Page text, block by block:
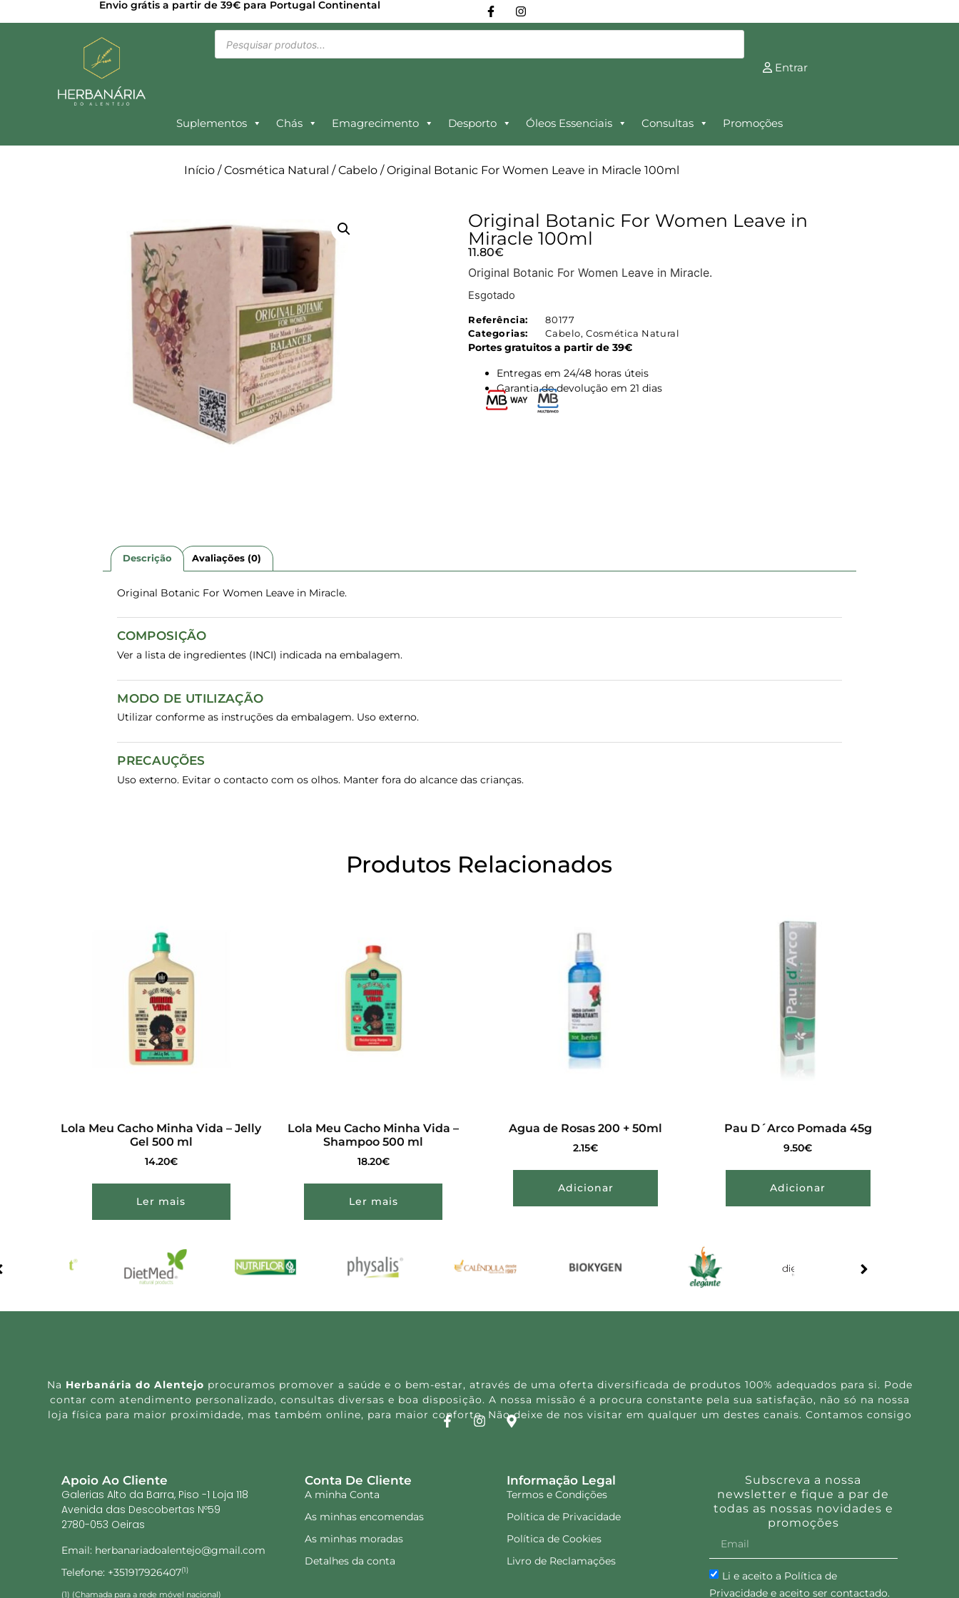
Envio grátis a partir de 39€ para Portugal Continental
Entrar
Suplementos Chás Emagrecimento Desporto Óleos Essenciais Consultas Promoções
Início/Cosmética Natural /Cabelo/ Original Botanic For Women Leave in Miracle 100ml
Original Botanic For Women Leave in
Miracle 100ml
11.80€
Original Botanic For Women Leave in Miracle.
Esgotado
Referência:
80177
Categorias:
Cabelo,Cosmética Natural
Portes gratuitos a partir de 39€
Entregas em 24/48 horas úteis
Garantia de devolução em 21 dias
Descrição Avaliações (0)
Original Botanic For Women Leave in Miracle.
COMPOSIÇÃO
Ver a lista de ingredientes (INCI) indicada na embalagem.
MODO DE UTILIZAÇÃO
Utilizar conforme as instruções da embalagem. Uso externo.
PRECAUÇÕES
Uso externo. Evitar o contacto com os olhos. Manter fora do alcance das crianças.
Produtos Relacionados
Lola Meu Cacho Minha Vida – Jelly
Gel 500 ml
14.20€
Ler mais
Lola Meu Cacho Minha Vida –
Shampoo 500 ml
18.20€
Ler mais
Agua de Rosas 200 + 50ml
2.15€
Adicionar
Pau D´Arco Pomada 45g
9.50€
Adicionar
Na Herbanária do Alentejo procuramos promover a saúde e o bem-estar, através de uma oferta diversificada de produtos 100% adequados para si. Pode
contar com atendimento personalizado, consultas diversas e boa disposição. A nossa missão é a procura constante pela sua satisfação, não só na nossa
loja física para maior proximidade, mas também online, para maior conforto. Não deixe de nos visitar em qualquer um destes canais. Contamos consigo
Apoio Ao Cliente
Galerias Alto da Barra, Piso -1 Loja 118
Avenida das Descobertas Nº59
2780-053 Oeiras
Email: herbanariadoalentejo@gmail.com
Telefone: +351917926407(1)
(1) (Chamada para a rede móvel nacional)
Conta De Cliente
A minha Conta
As minhas encomendas
As minhas moradas
Detalhes da conta
Informação Legal
Termos e Condições
Política de Privacidade
Política de Cookies
Livro de Reclamações
Subscreva a nossa
newsletter e fique a par de
todas as nossas novidades e
promoções
Li e aceito a Política de
Privacidade e aceito ser contactado.